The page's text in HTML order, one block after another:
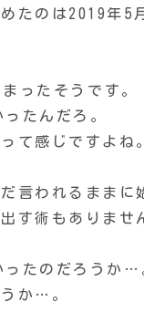
たのは2019年5
ったそうです。
たんだろ。
て感じですよね
言われるままに
す術もありませ
ったのだろうか…
か…。